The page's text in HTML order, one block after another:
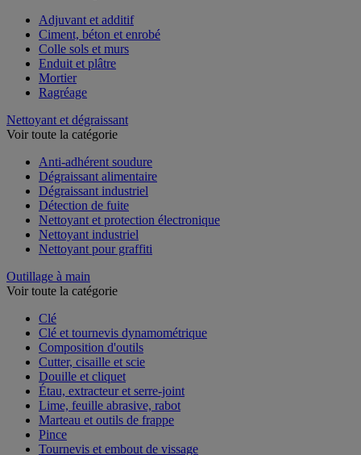
Adjuvant et additif
Ciment, béton et enrobé
Colle sols et murs
Enduit et plâtre
Mortier
Ragréage
Nettoyant et dégraissant
Voir toute la catégorie
Anti-adhérent soudure
Dégraissant alimentaire
Dégraissant industriel
Détection de fuite
Nettoyant et protection électronique
Nettoyant industriel
Nettoyant pour graffiti
Outillage à main
Voir toute la catégorie
Clé
Clé et tournevis dynamométrique
Composition d'outils
Cutter, cisaille et scie
Douille et cliquet
Étau, extracteur et serre-joint
Lime, feuille abrasive, rabot
Marteau et outils de frappe
Pince
Tournevis et embout de vissage